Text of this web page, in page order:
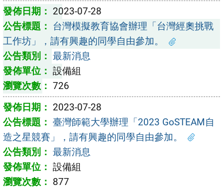
2023-07-28
台灣模擬教育協會辦理「台灣經奧挑戰
工作坊」，請有興趣的同學自由參加。
最新消息
設備組
726
2023-07-28
臺灣師範大學辦理「2023 GoSTEAM自
造之星競賽」，請有興趣的同學自由參加。
最新消息
設備組
877